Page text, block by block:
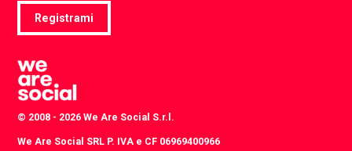
Registrami
© 2008 - 2026 We Are Social S.r.l.
We Are Social SRL P. IVA e CF 06969400966